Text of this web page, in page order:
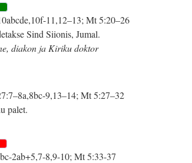
11,12–13; Mt 5:20–26
Sind Siionis, Jumal.
diakon ja Kiriku doktor
9,13–14; Mt 5:27–32
palet.
2ab+5,7-8,9-10; Mt 5:33-37